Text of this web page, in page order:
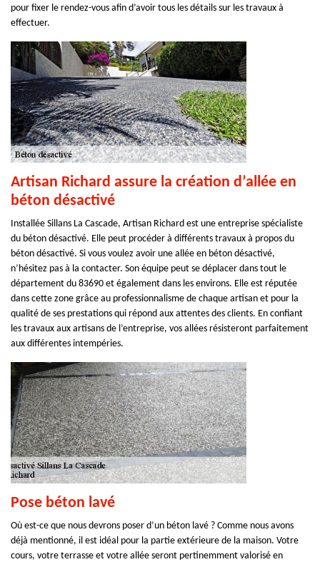
pour fixer le rendez-vous afin d’avoir tous les détails sur les travaux à
effectuer.
Artisan Richard assure la création d’allée en
béton désactivé
Installée Sillans La Cascade, Artisan Richard est une entreprise spécialiste
du béton désactivé. Elle peut procéder à différents travaux à propos du
béton désactivé. Si vous voulez avoir une allée en béton désactivé,
n’hésitez pas à la contacter. Son équipe peut se déplacer dans tout le
département du 83690 et également dans les environs. Elle est réputée
dans cette zone grâce au professionnalisme de chaque artisan et pour la
qualité de ses prestations qui répond aux attentes des clients. En confiant
les travaux aux artisans de l’entreprise, vos allées résisteront parfaitement
aux différentes intempéries.
Pose béton lavé
Où est-ce que nous devrons poser d’un béton lavé ? Comme nous avons
déjà mentionné, il est idéal pour la partie extérieure de la maison. Votre
cours, votre terrasse et votre allée seront pertinemment valorisé en